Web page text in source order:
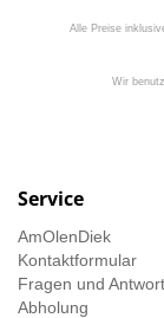
Alle Preise
Wir
Service
AmOlenDiek
Kontaktformular
Fragen und
Abholung